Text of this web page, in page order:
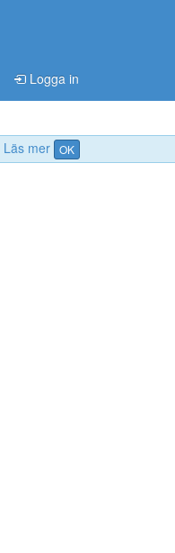
Läs mer OK
Logga in